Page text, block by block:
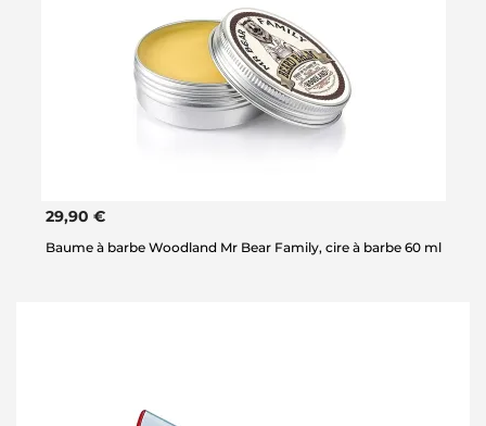
29,90 €
Baume à barbe Woodland Mr Bear Family, cire à barbe 60 ml